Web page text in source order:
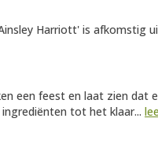
Harriott' is afkomstig
een feest en laat zien dat
tot het klaar...